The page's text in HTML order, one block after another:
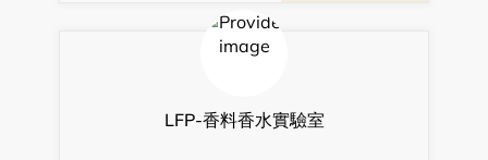
LFP-香料香水實驗室